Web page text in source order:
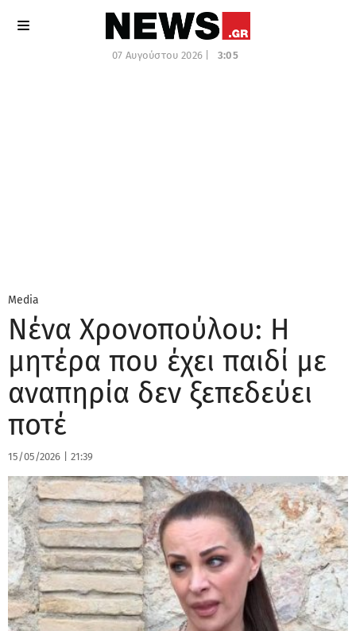
07 Αυγούστου 2026 | 3:05
Media
Νένα Χρονοπούλου: Η
μητέρα που έχει παιδί με
αναπηρία δεν ξεπεδεύει
ποτέ
15/05/2026 21:39